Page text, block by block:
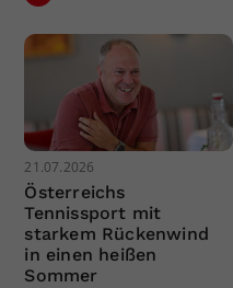
21.07.2026
Österreichs
Tennissport mit
starkem Rückenwind
in einen heißen
Sommer